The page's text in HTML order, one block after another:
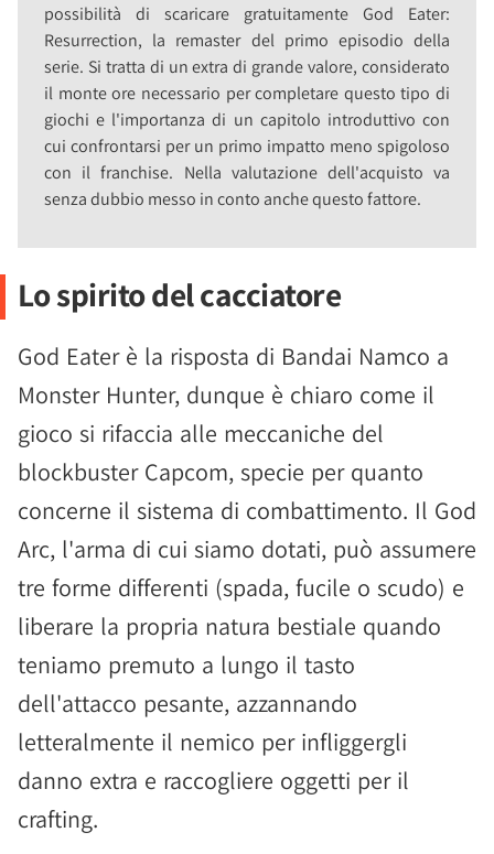
possibilità di scaricare gratuitamente God Eater:
Resurrection, la remaster del primo episodio della
serie. Si tratta di un extra di grande valore, considerato
il monte ore necessario per completare questo tipo di
giochi e l'importanza di un capitolo introduttivo con
cui confrontarsi per un primo impatto meno spigoloso
con il franchise. Nella valutazione dell'acquisto va
senza dubbio messo in conto anche questo fattore.
Lo spirito del cacciatore
God Eater è la risposta di Bandai Namco a
Monster Hunter, dunque è chiaro come il
gioco si rifaccia alle meccaniche del
blockbuster Capcom, specie per quanto
concerne il sistema di combattimento. Il God
Arc, l'arma di cui siamo dotati, può assumere
tre forme differenti (spada, fucile o scudo) e
liberare la propria natura bestiale quando
teniamo premuto a lungo il tasto
dell'attacco pesante, azzannando
letteralmente il nemico per infliggergli
danno extra e raccogliere oggetti per il
crafting.